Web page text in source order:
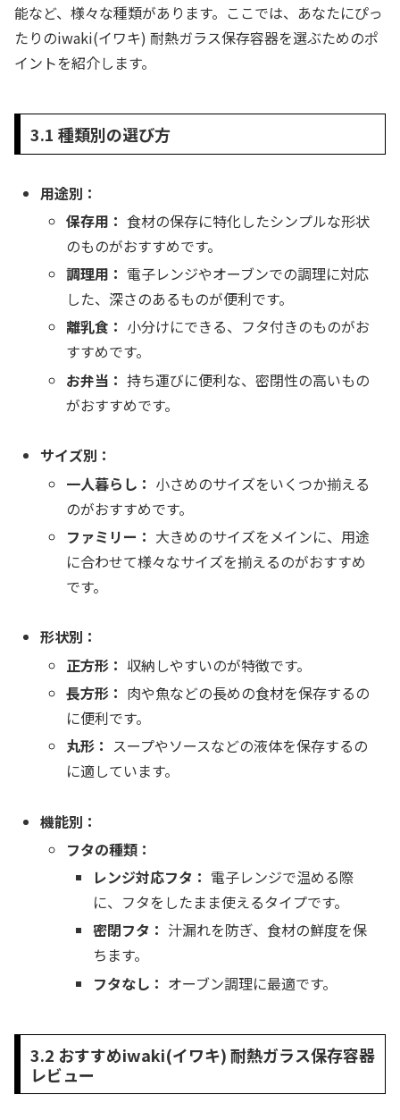
能など、様々な種類があります。ここでは、あなたにぴっ
たりのiwaki(イワキ) 耐熱ガラス保存容器を選ぶためのポ
イントを紹介します。
3.1 種類別の選び方
用途別：
保存用： 食材の保存に特化したシンプルな形状
のものがおすすめです。
調理用： 電子レンジやオーブンでの調理に対応
した、深さのあるものが便利です。
離乳食： 小分けにできる、フタ付きのものがお
すすめです。
お弁当： 持ち運びに便利な、密閉性の高いもの
がおすすめです。
サイズ別：
一人暮らし： 小さめのサイズをいくつか揃える
のがおすすめです。
ファミリー： 大きめのサイズをメインに、用途
に合わせて様々なサイズを揃えるのがおすすめ
です。
形状別：
正方形： 収納しやすいのが特徴です。
長方形： 肉や魚などの長めの食材を保存するの
に便利です。
丸形： スープやソースなどの液体を保存するの
に適しています。
機能別：
フタの種類：
レンジ対応フタ： 電子レンジで温める際
に、フタをしたまま使えるタイプです。
密閉フタ： 汁漏れを防ぎ、食材の鮮度を保
ちます。
フタなし： オーブン調理に最適です。
3.2 おすすめiwaki(イワキ) 耐熱ガラス保存容器
レビュー